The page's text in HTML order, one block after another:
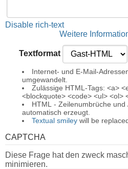
Disable rich-text
Weitere
Textformat
Internet- und E-Mail-
umgewandelt.
Zulässige HTML-Tags: <a>
<blockquote> <code> <ul> <ol>
HTML - Zeilenumbrüche und
automatisch erzeugt.
Textual smiley will be
CAPTCHA
Diese Frage hat den zweck
minimieren.